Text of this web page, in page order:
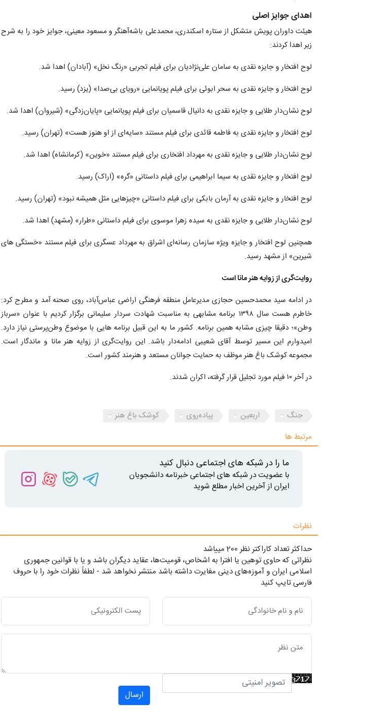
اهدای جوایز اصلی
هیئت داوران پویش متشکل از ستاره اسکندری، محمدعلی باشه‌آهنگر و مسعود معینی، جوایز خود را به شرح
زیر اهدا کردند:
لوح افتخار و جایزه نقدی به سامان علی‌نژادیان برای فیلم تجربی «رنگ نخل» (آبادان) اهدا شد.
لوح افتخار و جایزه نقدی به سحر ابوئی برای فیلم پویانمایی «رویای بی‌صدا» (یزد) رسید.
لوح نشان‌دار طلایی و جایزه نقدی به دانیال قاسمیان برای فیلم پویانمایی «پایان‌زدگی» (شیروان) اهدا شد.
لوح افتخار و جایزه نقدی به فاطمه قائدی برای فیلم مستند «سایه‌ای از او هنوز هست» (تهران) رسید.
لوح نشان‌دار طلایی و جایزه نقدی به مهرداد افتخاری برای فیلم مستند «خوین» (کرمانشاه) اهدا شد.
لوح افتخار و جایزه نقدی به سیما ابراهیمی برای فیلم داستانی «گره» (اراک) رسید.
لوح افتخار و جایزه نقدی به آرمان بابکی برای فیلم داستانی «چیزهایی مثل همیشه نبود» (تهران) رسید.
لوح نشان‌دار طلایی و جایزه نقدی به سیده زهرا موسوی برای فیلم داستانی «طرار» (مشهد) اهدا شد.
همچنین لوح افتخار و جایزه ویژه سازمان رسانه‌ای اشراق به مهرداد عسگری برای فیلم مستند «خستگی های
شیرین» از مشهد رسید.
روایت‌گری از زوایه هنر مانا است
در ادامه سید محمدحسین حجازی مدیرعامل منطقه فرهنگی اراضی عباس‌آباد، روی صحنه آمد و مطرح کرد:
خاطرم هست سال ۱۳۹۸ برنامه مشابهی به مناسبت شهادت سردار سلیمانی برگزار کردیم با عنوان «سرباز
وطن»؛ دقیقا چیزی مشابه همین برنامه. کشور ما به این قبیل برنامه هایی با موضوع وطن‌پرستی نیاز دارد.
امیدوارم این مسیر توسط آقای شعیبی ادامه‌دار باشد. این روایت‌گری از زوایه هنر مانا و ماندگار است.
مجموعه کوشک باغ هنر موظف به حمایت جوانان مستعد و هنرمند کشور است.
در آخر ۱۰ فیلم مورد تجلیل قرار گرفته، اکران شدند.
جنگ اربعین‌ پیاده‌روی
کوشک باغ هنر
مرتبط ها
ما را در شبکه های اجتماعی دنبال کنید
با عضویت در شبکه های اجتماعی خبرنامه دانشجویان
ایران از آخرین اخبار مطلع شوید
نظرات
حداکثر تعداد کاراکتر نظر 200 ميياشد
نظراتی که حاوی توهین یا افترا به اشخاص، قومیت‌ها، عقاید دیگران باشد و یا با قوانین جمهوری
اسلامی ایران و آموزه‌های دینی مغایرت داشته باشد منتشر نخواهد شد - لطفاً نظرات خود را با حروف
فارسی تایپ کنید
ارسال